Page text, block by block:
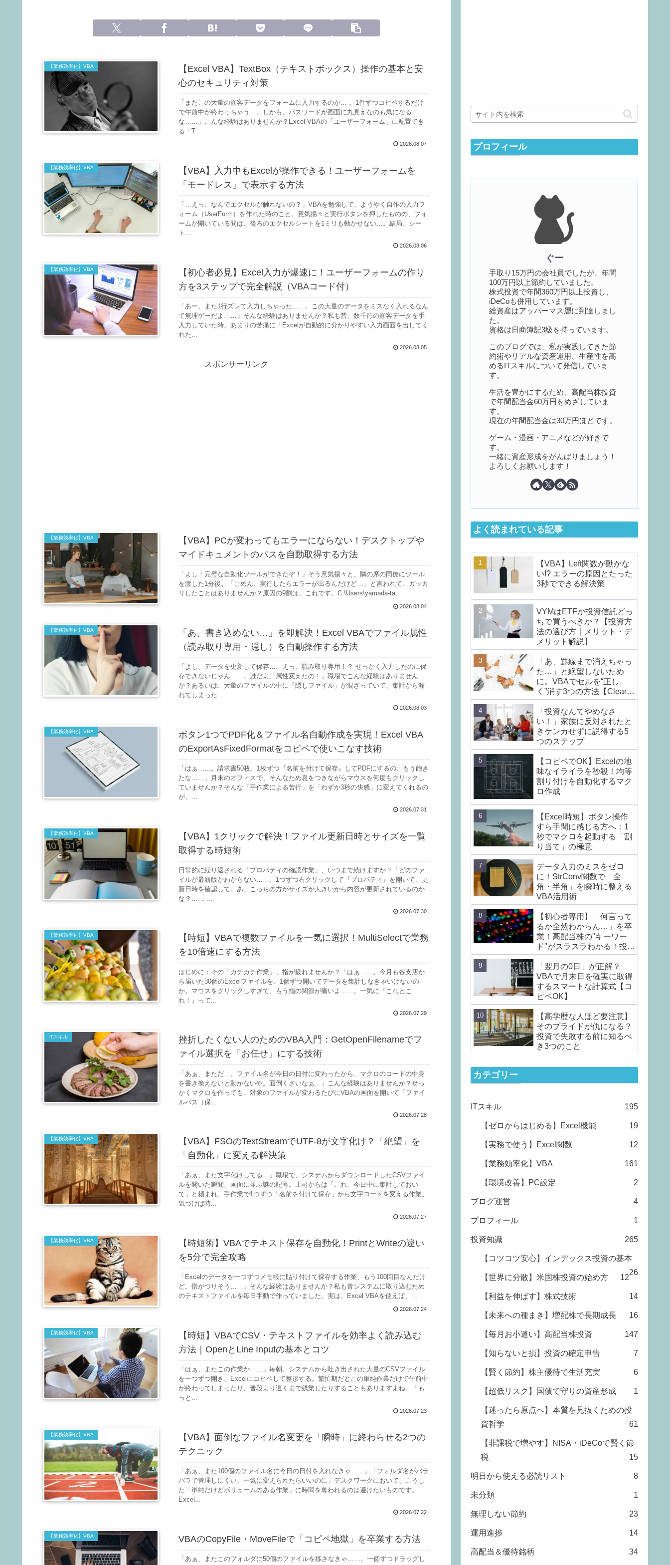
【業務効率化】VBA
【Excel VBA】TextBox（テキストボックス）操作の基本と安
心のセキュリティ対策
「またこの大量の顧客データをフォームに入力するのか… 。1件ずつコピペするだけ
で午前中が終わっちゃう…。しかも、パスワードが画面に丸見えなのも気になる
な……」こんな経験はありませんか？Excel VBAの「ユーザーフォーム」に配置でき
る「T...
2026.08.07
【業務効率化】VBA
【VBA】入力中もExcelが操作できる！ユーザーフォームを
「モードレス」で表示する方法
「…えっ、なんでエクセルが触れないの？」VBAを勉強して、ようやく自作の入力フ
ォーム（UserForm）を作れた時のこと。意気揚々と実行ボタンを押したものの、フォ
ームが開いている間は、後ろのエクセルシートを1ミリも動かせない…。結局、シー
ト...
2026.08.06
【業務効率化】VBA
【初心者必見】Excel入力が爆速に！ユーザーフォームの作り
方を3ステップで完全解説（VBAコード付）
「あー、また1行ズレて入力しちゃった……。この大量のデータをミスなく入れるなん
て無理ゲーだよ……」そんな経験はありませんか？私も昔、数千行の顧客データを手
入力していた時、あまりの苦痛に「Excelが自動的に分かりやすい入力画面を出してく
れた...
2026.08.05
スポンサーリンク
【業務効率化】VBA
【VBA】PCが変わってもエラーにならない！デスクトップや
マイドキュメントのパスを自動取得する方法
「よし！完璧な自動化ツールができたぞ！」そう意気揚々と、隣の席の同僚にツール
を渡した1分後。「ごめん、実行したらエラーが出るんだけど…」と言われて、ガッカ
リしたことはありませんか？原因の9割は、これです。C:\Users\yamada-ta...
2026.08.04
【業務効率化】VBA
「あ、書き込めない…」を即解決！Excel VBAでファイル属性
（読み取り専用・隠し）を自動操作する方法
「よし、データを更新して保存……えっ、読み取り専用！？ せっかく入力したのに保
存できないじゃん……。誰だよ、属性変えたの！」職場でこんな経験はありません
か？あるいは、大量のファイルの中に「隠しファイル」が混ざっていて、集計から漏
れてしまった...
2026.08.03
【業務効率化】VBA
ボタン1つでPDF化＆ファイル名自動作成を実現！Excel VBA
のExportAsFixedFormatをコピペで使いこなす技術
「はぁ……。請求書50枚、1枚ずつ『名前を付けて保存』してPDFにするの、もう飽き
たな……」月末のオフィスで、そんなため息をつきながらマウスを何度もクリックし
ていませんか？そんな「手作業による苦行」を「わずか3秒の快感」に変えてくれるの
が、...
2026.07.31
【業務効率化】VBA
【VBA】1クリックで解決！ファイル更新日時とサイズを一覧
取得する時短術
日常的に繰り返される「プロパティの確認作業」、いつまで続けますか？「どのファ
イルが最新版かわからない……。1つずつ右クリックして『プロパティ』を開いて、更
新日時を確認して。あ、こっちの方がサイズが大きいから内容が更新されているのか
な？…… ...
2026.07.30
【業務効率化】VBA
【時短】VBAで複数ファイルを一気に選択！MultiSelectで業務
を10倍速にする方法
はじめに：その「カチカチ作業」、指が疲れませんか？「はぁ……。今月も各支店か
ら届いた30個のExcelファイルを、1個ずつ開いてデータを集計しなきゃいけないの
か。マウスをクリックしすぎて、もう指の関節が痛いよ……。一気に『これとこ
れ！』って...
2026.07.29
ITスキル
挫折したくない人のためのVBA入門：GetOpenFilenameでフ
ァイル選択を「お任せ」にする技術
「あぁ、まただ…。ファイル名が今日の日付に変わったから、マクロのコードの中身
を書き換えないと動かないや。面倒くさいなぁ…」こんな経験はありませんか？せっ
かくマクロを作っても、対象のファイルが変わるたびにVBAの画面を開いて「ファイ
ルパス（保...
2026.07.28
【業務効率化】VBA
【VBA】FSOのTextStreamでUTF-8が文字化け？「絶望」を
「自動化」に変える解決策
「あぁ、また文字化けしてる…」職場で、システムからダウンロードしたCSVファイ
ルを開いた瞬間、画面に並ぶ謎の記号。上司からは「これ、今日中に集計しておい
て」と頼まれ、手作業で1つずつ「名前を付けて保存」から文字コードを変える作業。
気づけば時...
2026.07.27
【業務効率化】VBA
【時短術】VBAでテキスト保存を自動化！PrintとWriteの違い
を5分で完全攻略
「Excelのデータを一つずつメモ帳に貼り付けて保存する作業、もう100回目なんだけ
ど。指がつりそう……」そんな経験はありませんか？私も昔システムに取り込むため
のテキストファイルを毎日手動で作っていました。実は、Excel VBAを使えば、...
2026.07.24
【業務効率化】VBA
【時短】VBAでCSV・テキストファイルを効率よく読み込む
方法｜OpenとLine Inputの基本とコツ
「はぁ、またこの作業か……」毎朝、システムから吐き出された大量のCSVファイル
を一つずつ開き、Excelにコピペして整形する。繁忙期だとこの単純作業だけで午前中
が終わってしまったり、普段より遅くまで残業したりすることもありますよね。「も
っと...
2026.07.23
【業務効率化】VBA
【VBA】面倒なファイル名変更を「瞬時」に終わらせる2つの
テクニック
「あぁ、また100個のファイル名に今日の日付を入れなきゃ……」「フォルダ名がバラ
バラで管理しにくい、一気に変えられたらいいのに」デスクワークにおいて、こうし
た「単純だけどボリュームのある作業」に時間を奪われるのは避けたいものです。
Excel...
2026.07.22
【業務効率化】VBA VBAのCopyFile・MoveFileで「コピペ地獄」を卒業する方法
「あぁ、またこのフォルダに50個のファイルを移さなきゃ……。一個ずつドラッグし
プロフィール
ぐー
手取り15万円の会社員でしたが、年間
100万円以上節約していました。
株式投資で年間360万円以上投資し、
iDeCoも併用しています。
総資産はアッパーマス層に到達しまし
た。
資格は日商簿記3級を持っています。
このブログでは、私が実践してきた節
約術やリアルな資産運用、生産性を高
めるITスキルについて発信していま
す。
生活を豊かにするため、高配当株投資
で年間配当金60万円をめざしていま
す。
現在の年間配当金は30万円ほどです。
ゲーム・漫画・アニメなどが好きで
す。
一緒に資産形成をがんばりましょう！
よろしくお願いします！
よく読まれている記事
【VBA】Left関数が動かな
い!? エラーの原因とたった
3秒でできる解決策
VYMはETFか投資信託どっ
ちで買うべきか？【投資方
法の選び方｜メリット・デ
メリット解説】
「あ、罫線まで消えちゃっ
た…」と絶望しないため
に。VBAでセルを“正し
く”消す3つの方法【Clear /
ClearContents /
ClearFormats】
「投資なんてやめなさ
い！」家族に反対されたと
きケンカせずに説得する5
つのステップ
【コピペでOK】Excelの地
味なイライラを秒殺！均等
割り付けを自動化するマク
ロ作成
【Excel時短】ボタン操作
すら手間に感じる方へ：1
秒でマクロを起動する「割
り当て」の極意
データ入力のミスをゼロ
に！StrConv関数で「全
角・半角」を瞬時に整える
VBA活用術
【初心者専用】「何言って
るか全然わからん…」を卒
業！高配当株の"キーワー
ド"がスラスラわかる！投資
の不安を楽しみに変える言
葉7選
「翌月の0日」が正解？
VBAで月末日を確実に取得
するスマートな計算式【コ
ピペOK】
【高学歴な人ほど要注意】
そのプライドが仇になる？
投資で失敗する前に知るべ
き3つのこと
カテゴリー
ITスキル 195
【ゼロからはじめる】Excel機能 19
【実務で使う】Excel関数 12
【業務効率化】VBA 161
【環境改善】PC設定 2
ブログ運営 4
プロフィール 1
投資知識 265
【コツコツ安心】インデックス投資の基本
26
【世界に分散】米国株投資の始め方 12
【利益を伸ばす】株式技術 14
【未来への種まき】増配株で長期成長 16
【毎月お小遣い】高配当株投資 147
【知らないと損】投資の確定申告 7
【賢く節約】株主優待で生活充実 6
【超低リスク】国債で守りの資産形成 1
【迷ったら原点へ】本質を見抜くための投
資哲学
61
【非課税で増やす】NISA・iDeCoで賢く節
税
15
明日から使える必読リスト 8
未分類 1
無理しない節約 23
運用進捗 14
高配当＆優待銘柄 34